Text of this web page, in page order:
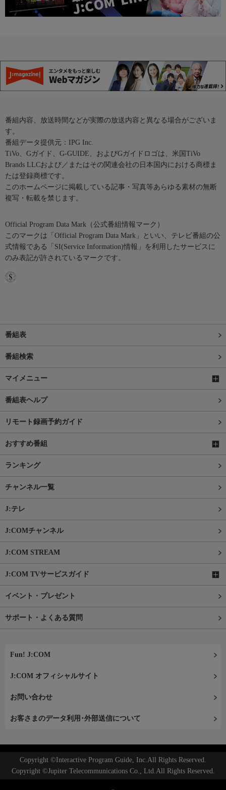
番組内容、放送時間などが実際の放送内容と異なる場合がございま
す。
番組データ提供元：IPG Inc.
TiVo、Gガイド、G-GUIDE、およびGガイドロゴは、米国TiVo
Brands LLCおよび／またはその関連会社の日本国内における商標ま
たは登録商標です。
このホームページに掲載している記事・写真等あらゆる素材の無断
複写・転載を禁じます。
Official Program Data Mark（公式番組情報マーク）
このマークは「Official Program Data Mark」といい、テレビ番組の公
式情報である「SI(Service Information)情報」を利用したサービスに
のみ表記が許されているマークです。
番組表
番組検索
マイメニュー
番組表ヘルプ
リモート録画予約ガイド
おすすめ番組
ランキング
チャンネル一覧
J:テレ
J:COMチャンネル
J:COM STREAM
J:COM TVサービスガイド
イベント・プレゼント
サポート・よくある質問
Fun! J:COM
J:COM オフィシャルサイト
お問い合わせ
お客さまのデータ利用･外部送信について
Copyright ©Interactive Program Guide, Inc.All Rights Reserved.
Copyright ©Jupiter Telecommunications Co., Ltd.All Rights Reserved.